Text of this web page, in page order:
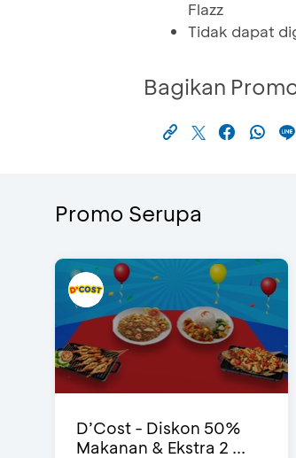
Flazz
Tidak dapat
Bagikan
Promo Serupa
D’Cost - Diskon 50%
Makanan & Ekstra 2 ...